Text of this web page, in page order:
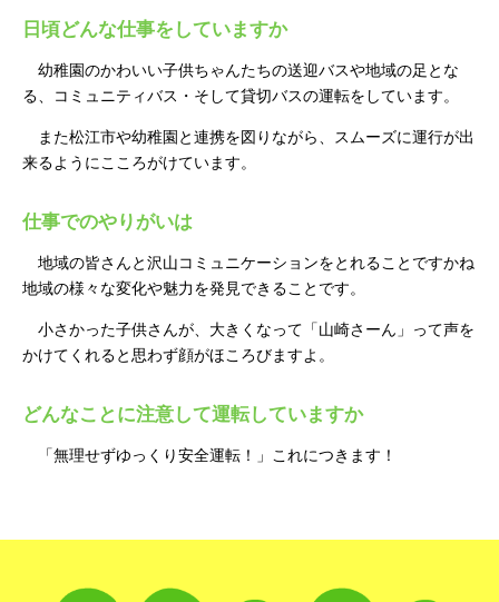
日頃どんな仕事をしていますか
幼稚園のかわいい子供ちゃんたちの送迎バスや地域の足とな
る、コミュニティバス・そして貸切バスの運転をしています。
また松江市や幼稚園と連携を図りながら、スムーズに運行が出
来るようにこころがけています。
仕事でのやりがいは
地域の皆さんと沢山コミュニケーションをとれることですかね
地域の様々な変化や魅力を発見できることです。
小さかった子供さんが、大きくなって「山崎さーん」って声を
かけてくれると思わず顔がほころびますよ。
どんなことに注意して運転していますか
「無理せずゆっくり安全運転！」これにつきます！